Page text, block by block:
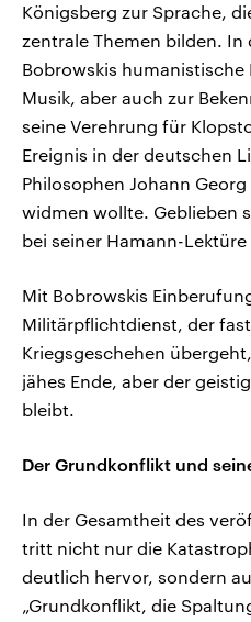
Königsberg zur Sprache,
zentrale Themen bilden. In
Bobrowskis humanistische
Musik, aber auch zur
seine Verehrung für
Ereignis in der deutschen
Philosophen Johann
widmen wollte. Geblieben
bei seiner Hamann-
Mit Bobrowskis
Militärpflichtdienst, der
Kriegsgeschehen
jähes Ende, aber der
bleibt.
Der Grundkonflikt und
In der Gesamtheit des
tritt nicht nur die
deutlich hervor, sondern
„Grundkonflikt, die